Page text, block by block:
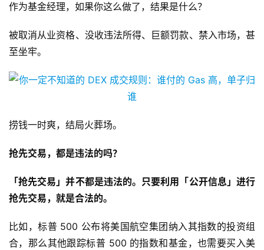
作为基金经理，如果你这么做了，结果是什么？
被取消从业资格、没收违法所得、巨额罚款、禁入市场，甚
至坐牢。
捞钱一时爽，结局火葬场。
抢先交易，都是违法的吗？
「抢先交易」并不都是违法的。只要利用「公开信息」进行
抢先交易，就是合法的。
比如，标普 500 公布将美国航空集团纳入其指数的投资组
合，那么其他跟踪标普 500 的指数和基金，也需要买入美